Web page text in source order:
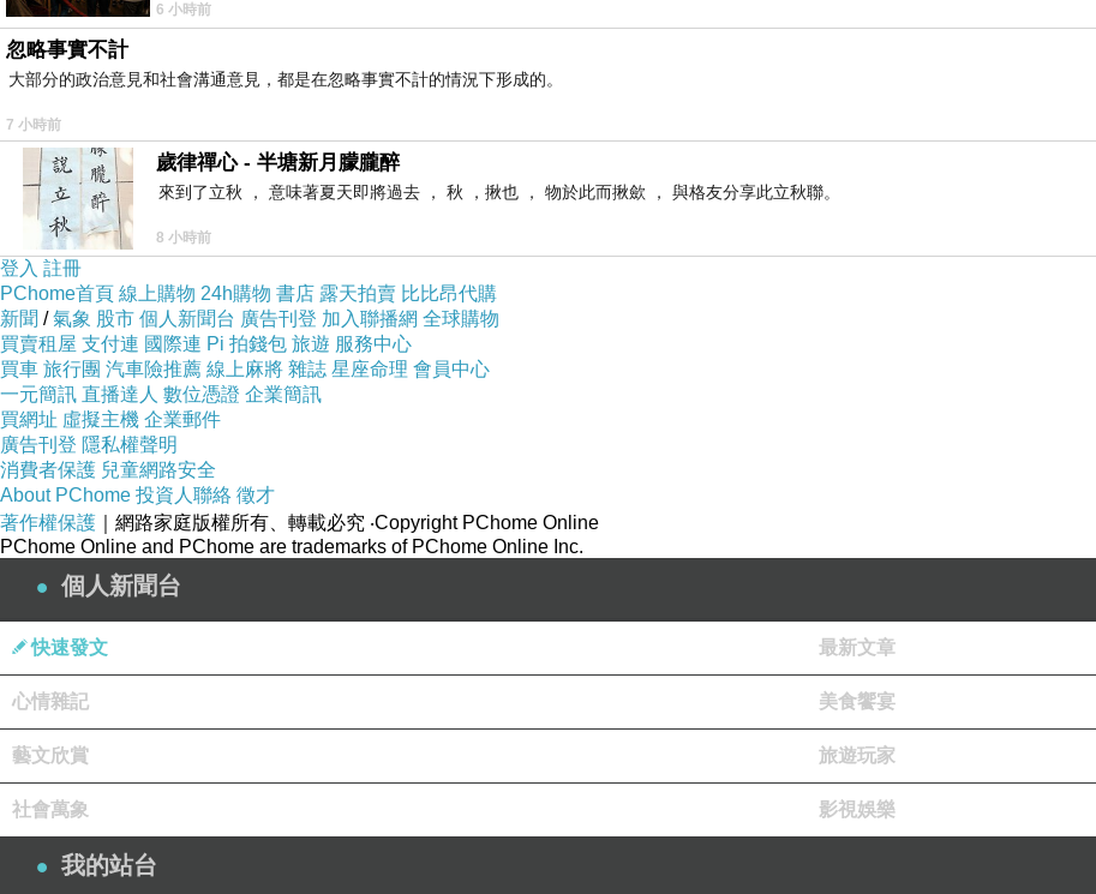
6 小時前
忽略事實不計
大部分的政治意見和社會溝通意見，都是在忽略事實不計的情況下形成的。
7 小時前
歲律禪心 - 半塘新月朦朧醉
來到了立秋 ， 意味著夏天即將過去 ， 秋 ，揪也 ， 物於此而揪歛 ， 與格友分享此立秋聯。
8 小時前
登入 註冊
PChome首頁 線上購物 24h購物 書店 露天拍賣 比比昂代購
新聞 /氣象 股市 個人新聞台 廣告刊登 加入聯播網 全球購物
買賣租屋 支付連 國際連 Pi 拍錢包 旅遊 服務中心
買車 旅行團 汽車險推薦 線上麻將 雜誌 星座命理 會員中心
一元簡訊 直播達人 數位憑證 企業簡訊
買網址 虛擬主機 企業郵件
廣告刊登 隱私權聲明
消費者保護 兒童網路安全
About PChome 投資人聯絡 徵才
著作權保護 ｜網路家庭版權所有、轉載必究 ‧Copyright PChome Online
PChome Online and PChome are trademarks of PChome Online Inc.
個人新聞台
快速發文 最新文章
心情雜記 美食饗宴
藝文欣賞 旅遊玩家
社會萬象 影視娛樂
我的站台